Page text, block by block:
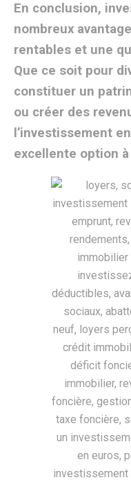
En conclusion,
nombreux
rentables et une
Que ce soit pour
constituer un
ou créer des
l’investissement
excellente option